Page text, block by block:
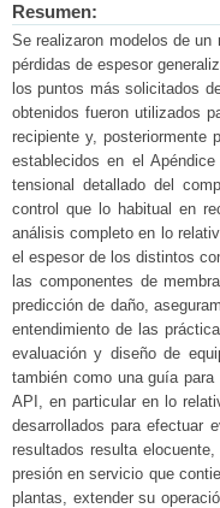
Resumen:
Se realizaron modelos de
pérdidas de espesor
los puntos más solicitados
obtenidos fueron utilizados
recipiente y, posteriormente
establecidos en el
tensional detallado del
control que lo habitual en
análisis completo en lo
el espesor de los distintos
las componentes de
predicción de daño,
entendimiento de las
evaluación y diseño de
también como una guía
API, en particular en lo
desarrollados para efectuar
resultados resulta
presión en servicio que
plantas, extender su